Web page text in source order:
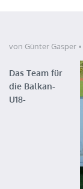
von Günter Gasper
Das Team für
die Balkan-
U18-